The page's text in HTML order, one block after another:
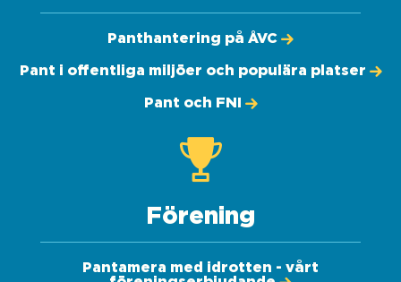
Panthantering på ÅVC
Pant i offentliga miljöer och populära platser
Pant och FNI
Förening
Pantamera med idrotten - vårt